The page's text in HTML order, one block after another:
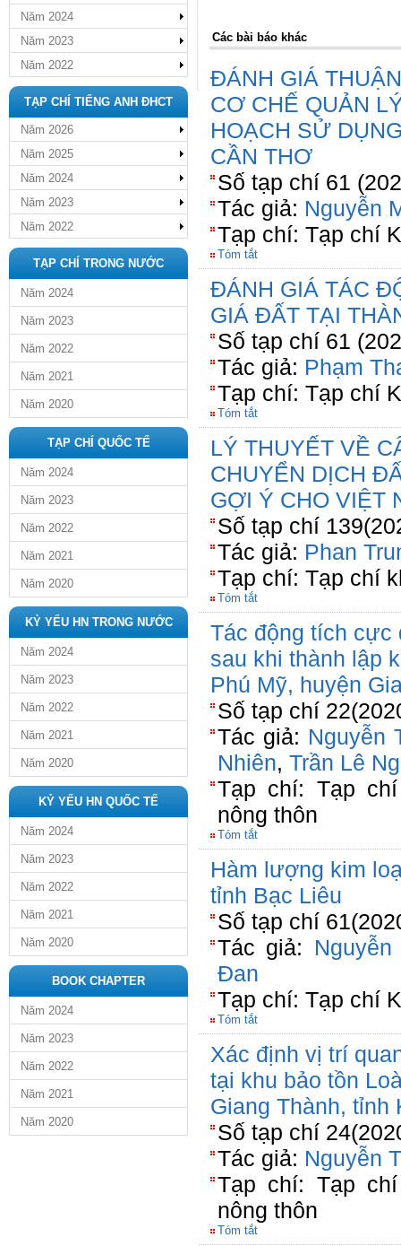
Năm 2024
Năm 2023
Năm 2022
TẠP CHÍ TIẾNG ANH ĐHCT
Năm 2026
Năm 2025
Năm 2024
Năm 2023
Năm 2022
TẠP CHÍ TRONG NƯỚC
Năm 2024
Năm 2023
Năm 2022
Năm 2021
Năm 2020
TẠP CHÍ QUỐC TẾ
Năm 2024
Năm 2023
Năm 2022
Năm 2021
Năm 2020
KỶ YẾU HN TRONG NƯỚC
Năm 2024
Năm 2023
Năm 2022
Năm 2021
Năm 2020
KỶ YẾU HN QUỐC TẾ
Năm 2024
Năm 2023
Năm 2022
Năm 2021
Năm 2020
BOOK CHAPTER
Năm 2024
Năm 2023
Năm 2022
Năm 2021
Năm 2020
Các bài báo khác
ĐÁNH GIÁ
CƠ CHẾ QUẢN
HOẠCH SỬ
CẦN THƠ
Số tạp chí 61
Tác giả: Nguyễn
Tạp chí: Tạp chí
Tóm tắt
ĐÁNH GIÁ TÁC
GIÁ ĐẤT TẠI
Số tạp chí 61
Tác giả: Phạm
Tạp chí: Tạp chí
Tóm tắt
LÝ THUYẾT VỀ
CHUYỂN DỊCH
GỢI Ý CHO VIỆT
Số tạp chí
Tác giả: Phan
Tạp chí: Tạp chí
Tóm tắt
Tác động tích cực
sau khi thành lập
Phú Mỹ, huyện
Số tạp chí
Tác giả: Nguyễn
Nhiên, Trần Lê
Tạp chí: Tạp
nông thôn
Tóm tắt
Hàm lượng kim
tỉnh Bạc Liêu
Số tạp chí
Tác giả:
Đan
Tạp chí: Tạp chí
Tóm tắt
Xác định vị trí
tại khu bảo tồn
Giang Thành, tỉnh
Số tạp chí
Tác giả: Nguyễn
Tạp chí: Tạp
nông thôn
Tóm tắt